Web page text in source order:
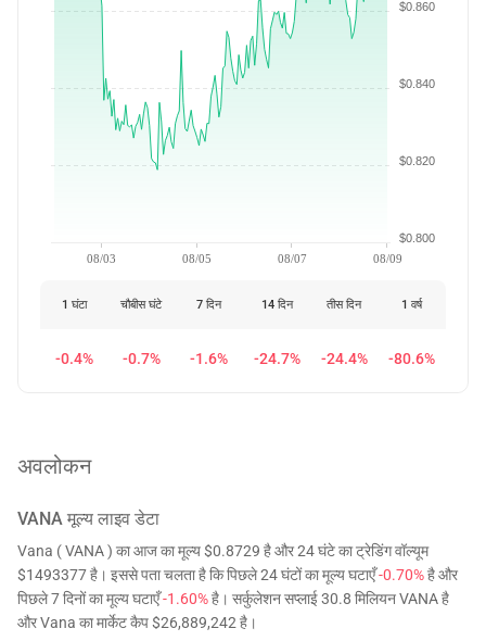
08/03 08/05 08/07 08/09
$0.800
$0.820
$0.840
$0.860
1 घंटा चौबीस घंटे 7 दिन 14 दिन तीस दिन 1 वर्ष
-0.4% -0.7% -1.6% -24.7% -24.4% -80.6%
अवलोकन
VANA मूल्य लाइव डेटा
Vana ( VANA ) का आज का मूल्य $0.8729 है और 24 घंटे का ट्रेडिंग वॉल्यूम
$1493377 है। इससे पता चलता है कि पिछले 24 घंटों का मूल्य घटाएँ-0.70%है और
पिछले 7 दिनों का मूल्य घटाएँ-1.60%है। सर्कुलेशन सप्लाई 30.8 मिलियन VANA है
और Vana का मार्केट कैप $26,889,242 है।